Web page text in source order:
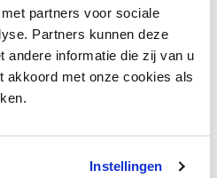
partners voor sociale
Partners kunnen deze
andere informatie die zij van u
akkoord met onze cookies als
Instellingen